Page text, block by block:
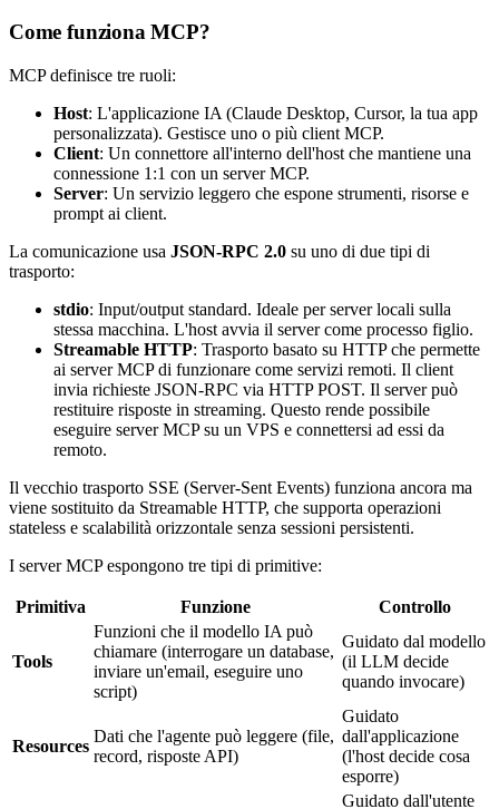
Come funziona MCP?
MCP definisce tre ruoli:
Host: L'applicazione IA (Claude Desktop, Cursor, la tua app
personalizzata). Gestisce uno o più client MCP.
Client: Un connettore all'interno dell'host che mantiene una
connessione 1:1 con un server MCP.
Server: Un servizio leggero che espone strumenti, risorse e
prompt ai client.
La comunicazione usa JSON-RPC 2.0 su uno di due tipi di
trasporto:
stdio: Input/output standard. Ideale per server locali sulla
stessa macchina. L'host avvia il server come processo figlio.
Streamable HTTP: Trasporto basato su HTTP che permette
ai server MCP di funzionare come servizi remoti. Il client
invia richieste JSON-RPC via HTTP POST. Il server può
restituire risposte in streaming. Questo rende possibile
eseguire server MCP su un VPS e connettersi ad essi da
remoto.
Il vecchio trasporto SSE (Server-Sent Events) funziona ancora ma
viene sostituito da Streamable HTTP, che supporta operazioni
stateless e scalabilità orizzontale senza sessioni persistenti.
I server MCP espongono tre tipi di primitive:
Primitiva Funzione Controllo
Tools
Funzioni che il modello IA può
chiamare (interrogare un database,
inviare un'email, eseguire uno
script)
Guidato dal modello
(il LLM decide
quando invocare)
Resources
Dati che l'agente può leggere (file,
record, risposte API)
Guidato
dall'applicazione
(l'host decide cosa
esporre)
Guidato dall'utente